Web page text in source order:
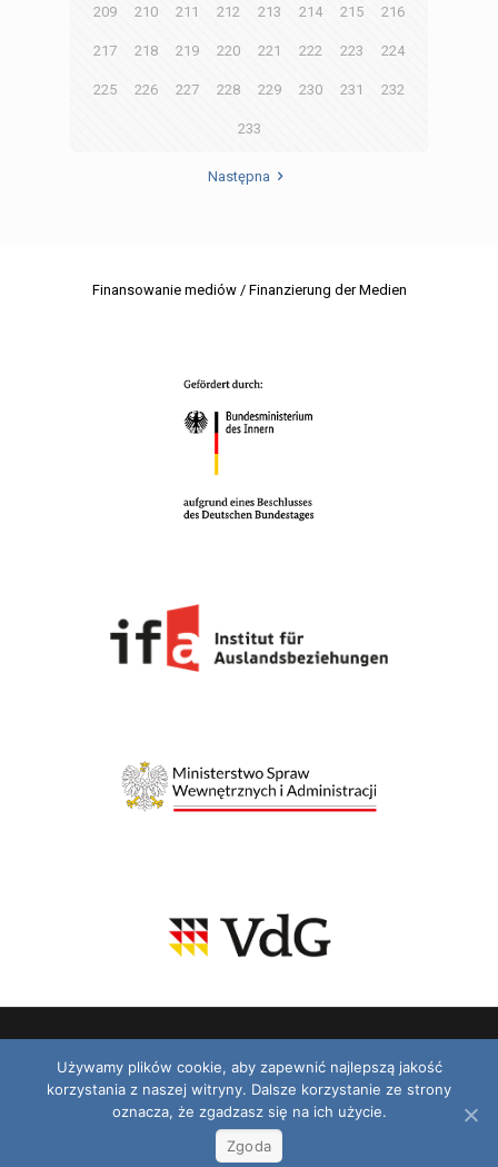
209 210 211 212 213 214 215 216
217 218 219 220 221 222 223 224
225 226 227 228 229 230 231 232
233
Następna
Finansowanie mediów / Finanzierung der Medien
© 2026 VDG. Wszelkie prawa zastrzeżone.
Radio / Podcast
Polityka prywatności
Używamy plików cookie, aby zapewnić najlepszą jakość
korzystania z naszej witryny. Dalsze korzystanie ze strony
oznacza, że zgadzasz się na ich użycie.
Zgoda